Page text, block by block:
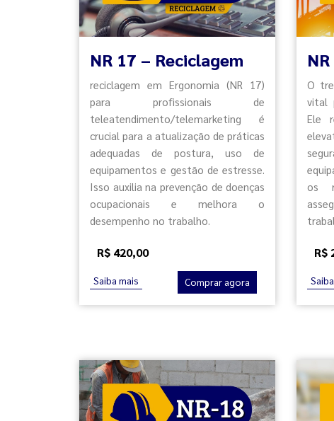
NR 17 – Reciclagem
reciclagem em Ergonomia (NR 17)
para profissionais de
teleatendimento/telemarketing é
crucial para a atualização de práticas
adequadas de postura, uso de
equipamentos e gestão de estresse.
Isso auxilia na prevenção de doenças
ocupacionais e melhora o
desempenho no trabalho.
R$ 420,00
Saiba mais Comprar agora
O
vital
Ele
os
R$